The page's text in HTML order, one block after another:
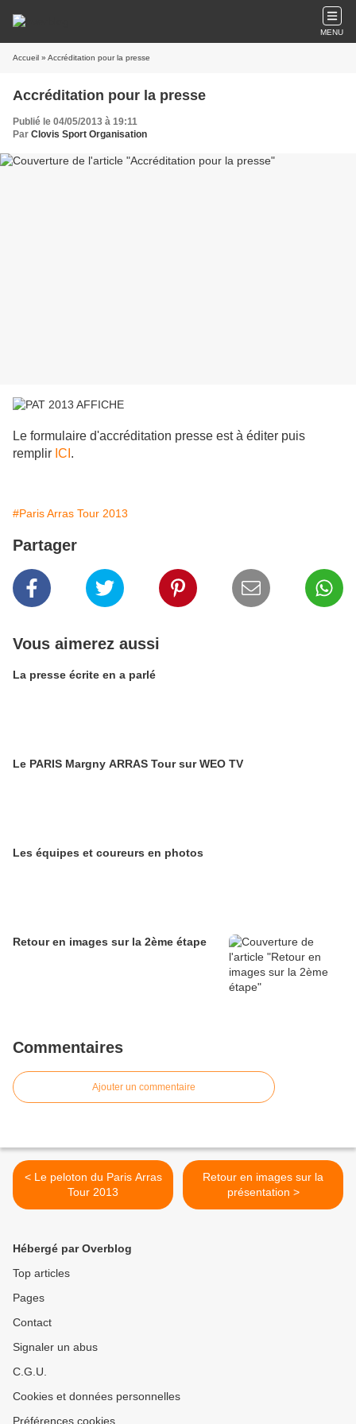
MENU
Accueil » Accréditation pour la presse
Accréditation pour la presse
Publié le 04/05/2013 à 19:11
Par Clovis Sport Organisation
Le formulaire d'accréditation presse est à éditer puis
remplir ICI .
#Paris Arras Tour 2013
Partager
Vous aimerez aussi
La presse écrite en a parlé
Le PARIS Margny ARRAS Tour sur WEO TV
Les équipes et coureurs en photos
Retour en images sur la 2ème étape
Commentaires
Ajouter un commentaire
< Le peloton du Paris Arras
Tour 2013
Retour en images sur la
présentation >
Hébergé par Overblog
Top articles
Pages
Contact
Signaler un abus
C.G.U.
Cookies et données personnelles
Préférences cookies